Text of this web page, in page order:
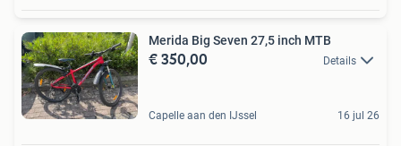
Merida Big Seven 27,5 inch MTB
€ 350,00 Details
Capelle aan den IJssel 16 jul 26